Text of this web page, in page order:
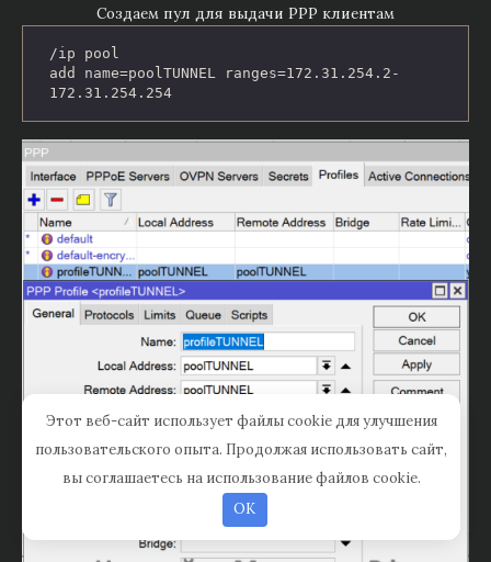
Создаем пул для выдачи PPP клиентам
/ip pool
add name=poolTUNNEL ranges=172.31.254.2-
172.31.254.254
Этот веб-сайт использует файлы cookie для улучшения
пользовательского опыта. Продолжая использовать сайт,
вы соглашаетесь на использование файлов cookie.
OK